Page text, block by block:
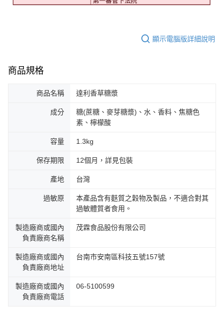
顯示電腦版詳細說明
商品規格
商品名稱 達利香草糖漿
成分
糖(蔗糖、麥芽糖漿)、水、香料、焦糖色
素、檸檬酸
容量 1.3kg
保存期限 12個月，詳見包裝
產地 台灣
過敏原
本產品含有麩質之穀物及製品，不適合對其
過敏體質者食用。
製造廠商或國內
負責廠商名稱
茂霖食品股份有限公司
製造廠商或國內
負責廠商地址
台南市安南區科技五號157號
製造廠商或國內
負責廠商電話
06-5100599